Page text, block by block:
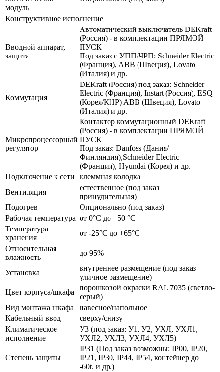
модуль
Конструктивное исполнение
Вводной аппарат,
защита
Автоматический выключатель DEKraft
(Россия) - в комплектации ПРЯМОЙ
ПУСК
Под заказ с УПП/ЧРП: Schneider Electric
(Франция), ABB (Швеция), Lovato
(Италия) и др.
Коммутация
DEKraft (Россия) под заказ: Schneider
Electric (Франция), Instart (Россия), ESQ
(Корея/КНР) ABB (Швеция), Lovato
(Италия) и др.
Микропроцессорный
регулятор
Контактор коммутационный DEKraft
(Россия) - в комплектации ПРЯМОЙ
ПУСК
Под заказ: Danfoss (Дания/
Финляндия),Schneider Electric
(Франция), Hyundai (Корея) и др.
Подключение к сети
клеммная колодка
Вентиляция
естественное (под заказ
принудительная)
Подогрев
Опционально (под заказ)
Рабочая температура от 0°C до +50 °C
Температура
хранения
от -25°C до +65°C
Относительная
влажность
до 95%
Установка
внутреннее размещение (под заказ
уличное размещение)
Цвет корпуса/шкафа
порошковой окраски RAL 7035 (светло-
серый)
Вид монтажа шкафа
навесное/напольное
Кабельный ввод
сверху/снизу
Климатическое
исполнение
У3 (под заказ: У1, У2, УХЛ, УХЛ1,
УХЛ2, УХЛ3, УХЛ4, УХЛ5)
Степень защиты
IP31 (Под заказ возможны: IP00, IP20,
IP21, IP30, IP44, IP54, контейнер до
-60t. и др.)